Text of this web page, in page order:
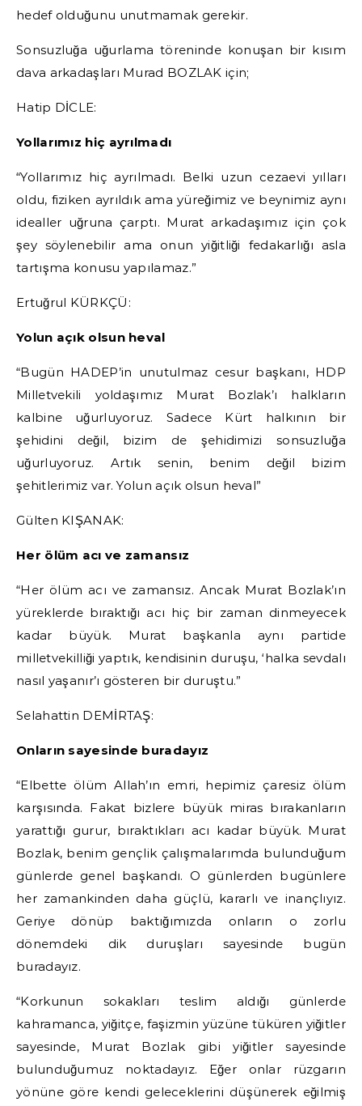
hedef olduğunu unutmamak gerekir.
Sonsuzluğa uğurlama töreninde konuşan bir kısım
dava arkadaşları Murad BOZLAK için;
Hatip DİCLE:
Yollarımız hiç ayrılmadı
“Yollarımız hiç ayrılmadı. Belki uzun cezaevi yılları
oldu, fiziken ayrıldık ama yüreğimiz ve beynimiz aynı
idealler uğruna çarptı. Murat arkadaşımız için çok
şey söylenebilir ama onun yiğitliği fedakarlığı asla
tartışma konusu yapılamaz.”
Ertuğrul KÜRKÇÜ:
Yolun açık olsun heval
“Bugün HADEP’in unutulmaz cesur başkanı, HDP
Milletvekili yoldaşımız Murat Bozlak’ı halkların
kalbine uğurluyoruz. Sadece Kürt halkının bir
şehidini değil, bizim de şehidimizi sonsuzluğa
uğurluyoruz. Artık senin, benim değil bizim
şehitlerimiz var. Yolun açık olsun heval”
Gülten KIŞANAK:
Her ölüm acı ve zamansız
“Her ölüm acı ve zamansız. Ancak Murat Bozlak’ın
yüreklerde bıraktığı acı hiç bir zaman dinmeyecek
kadar büyük. Murat başkanla aynı partide
milletvekilliği yaptık, kendisinin duruşu, ‘halka sevdalı
nasıl yaşanır’ı gösteren bir duruştu.”
Selahattin DEMİRTAŞ:
Onların sayesinde buradayız
“Elbette ölüm Allah’ın emri, hepimiz çaresiz ölüm
karşısında. Fakat bizlere büyük miras bırakanların
yarattığı gurur, bıraktıkları acı kadar büyük. Murat
Bozlak, benim gençlik çalışmalarımda bulunduğum
günlerde genel başkandı. O günlerden bugünlere
her zamankinden daha güçlü, kararlı ve inançlıyız.
Geriye dönüp baktığımızda onların o zorlu
dönemdeki dik duruşları sayesinde bugün
buradayız.
“Korkunun sokakları teslim aldığı günlerde
kahramanca, yiğitçe, faşizmin yüzüne tüküren yiğitler
sayesinde, Murat Bozlak gibi yiğitler sayesinde
bulunduğumuz noktadayız. Eğer onlar rüzgarın
yönüne göre kendi geleceklerini düşünerek eğilmiş